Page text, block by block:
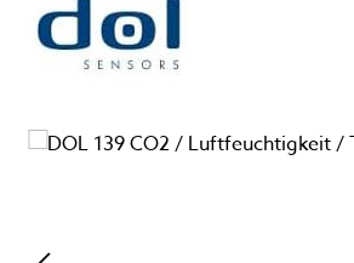
Bildergalerie überspringen